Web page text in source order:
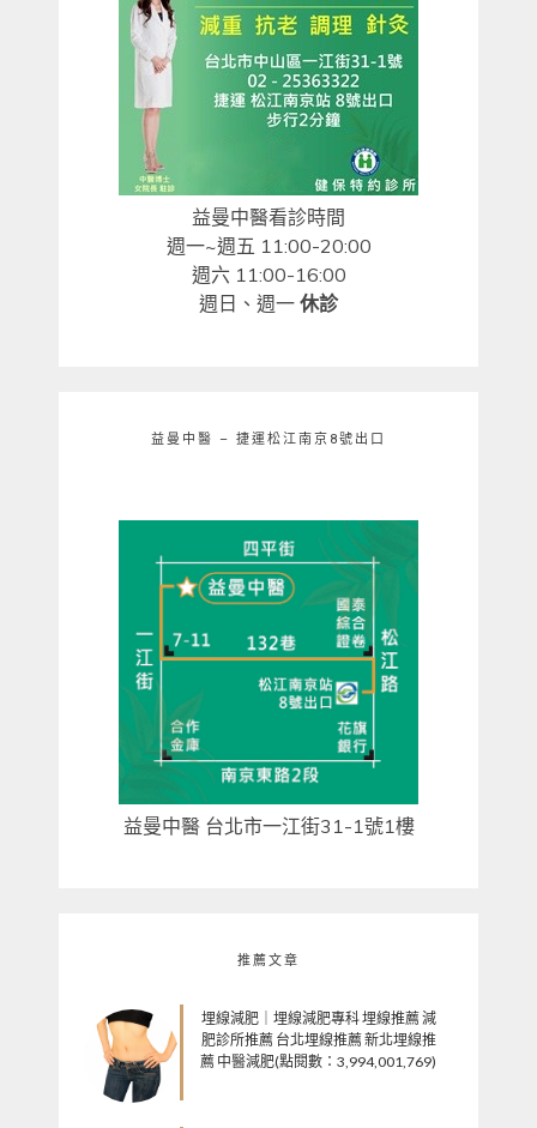
益曼中醫看診時間
週一~週五 11:00-20:00
週六 11:00-16:00
週日、週一 休診
益曼中醫 – 捷運松江南京8號出口
益曼中醫 台北市一江街31-1號1樓
推薦文章
埋線減肥｜埋線減肥專科 埋線推薦 減
肥診所推薦 台北埋線推薦 新北埋線推
薦 中醫減肥(點閱數：3,994,001,769)